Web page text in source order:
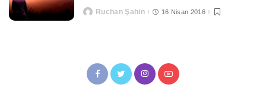
PostedRuchan Şahin 16 Nisan 2016